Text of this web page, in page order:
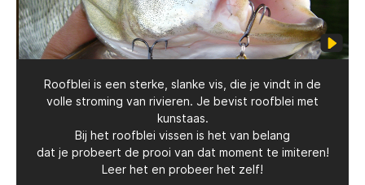
Roofblei is een sterke, slanke vis, die je vindt in de
volle stroming van rivieren. Je bevist roofblei met
kunstaas.
Bij het roofblei vissen is het van belang
dat je probeert de prooi van dat moment te imiteren!
Leer het en probeer het zelf!